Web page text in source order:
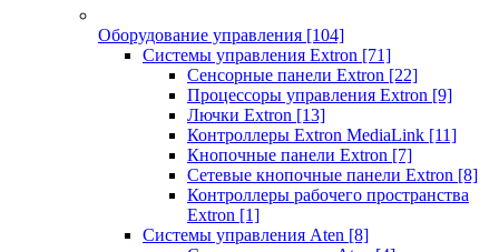
Оборудование управления [104]
Системы управления Extron [71]
Сенсорные панели Extron [22]
Процессоры управления Extron [9]
Лючки Extron [13]
Контроллеры Extron MediaLink [11]
Кнопочные панели Extron [7]
Сетевые кнопочные панели Extron [8]
Контроллеры рабочего пространства
Extron [1]
Системы управления Aten [8]